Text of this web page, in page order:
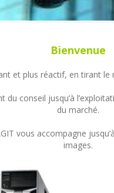
Bienvenue
et plus réactif, en tirant
du conseil jusqu’à
du marché.
vous accompagne
images.